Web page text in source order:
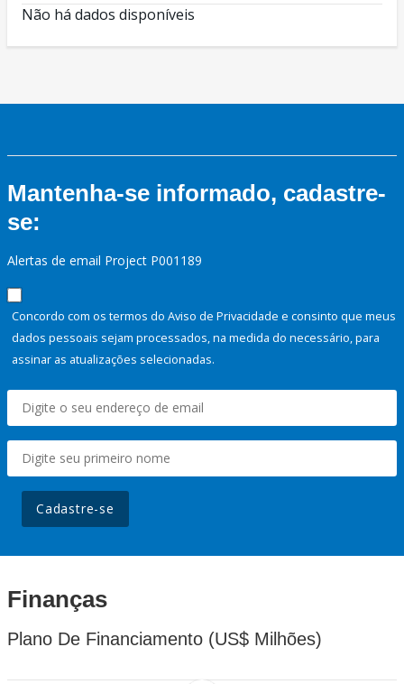
Não há dados disponíveis
Mantenha-se informado, cadastre-
se:
Alertas de email Project P001189
Concordo com os termos do Aviso de Privacidade e consinto que meus
dados pessoais sejam processados, na medida do necessário, para
assinar as atualizações selecionadas.
Cadastre-se
Finanças
Plano De Financiamento (US$ Milhões)